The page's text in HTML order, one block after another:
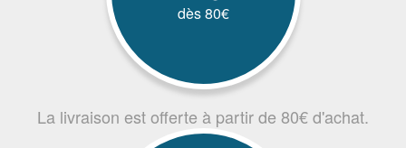
dès 80€
La livraison est offerte à partir de 80€ d'achat.